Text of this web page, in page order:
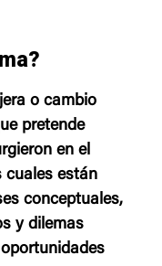
o cambio
pretende
en el
cuales están
conceptuales,
y dilemas